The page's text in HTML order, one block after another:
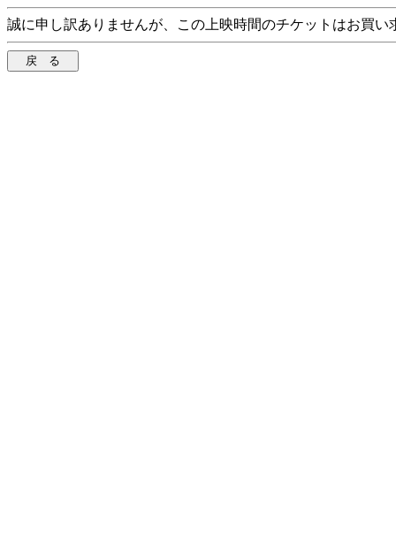
誠に申し訳ありませんが、この上映時間のチケットはお買い